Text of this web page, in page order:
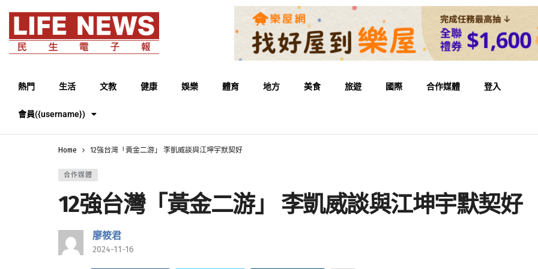
熱門 生活 文教 健康 娛樂 體育 地方 美食 旅遊 國際 合作媒體 登入
會員({username})
Home 12強台灣「黃金二游」 李凱威談與江坤宇默契好
合作媒體
12強台灣「黃金二游」 李凱威談與江坤宇默契好
廖筱君
2024-11-16